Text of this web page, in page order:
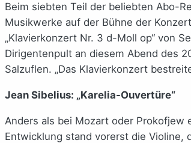
Beim siebten Teil der beliebten Abo-
Musikwerke auf der Bühne der
„Klavierkonzert Nr. 3 d-Moll op“ von
Dirigentenpult an diesem Abend des
Salzuflen. „Das Klavierkonzert
Jean Sibelius: „Karelia-Ouvertüre“
Anders als bei Mozart oder Prokofjew
Entwicklung stand vorerst die Violine,